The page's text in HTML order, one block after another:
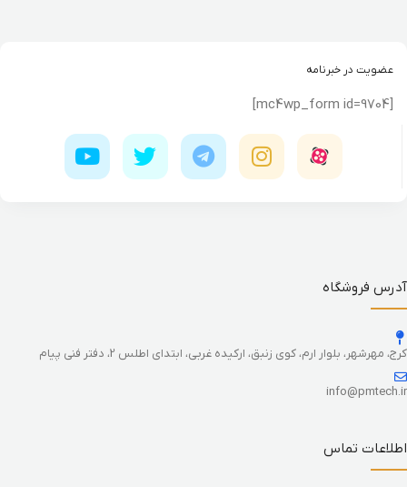
عضویت در خبرنامه
[mc4wp_form id=9704]
آدرس فروشگاه
کرج، مهرشهر، بلوار ارم، کوی زنبق، ارکیده غربی، ابتدای اطلس 2، دفتر فنی پیام
info@pmtech.ir
اطلاعات تماس